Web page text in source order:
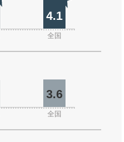
4.1
全国
3.6
全国